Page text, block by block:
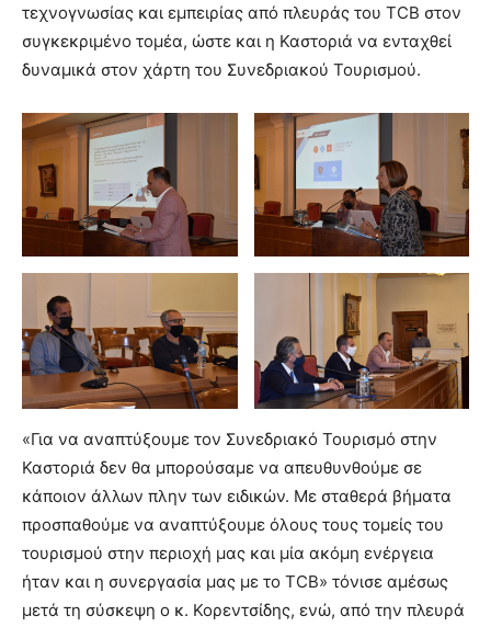
τεχνογνωσίας και εμπειρίας από πλευράς του TCB στον
συγκεκριμένο τομέα, ώστε και η Καστοριά να ενταχθεί
δυναμικά στον χάρτη του Συνεδριακού Τουρισμού.
«Για να αναπτύξουμε τον Συνεδριακό Τουρισμό στην
Καστοριά δεν θα μπορούσαμε να απευθυνθούμε σε
κάποιον άλλων πλην των ειδικών. Με σταθερά βήματα
προσπαθούμε να αναπτύξουμε όλους τους τομείς του
τουρισμού στην περιοχή μας και μία ακόμη ενέργεια
ήταν και η συνεργασία μας με το TCB» τόνισε αμέσως
μετά τη σύσκεψη ο κ. Κορεντσίδης, ενώ, από την πλευρά